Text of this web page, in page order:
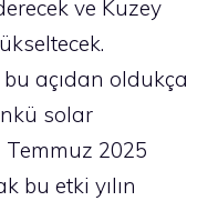
ve Kuzey
bu açıdan oldukça
solar
2025
bu etki yılın